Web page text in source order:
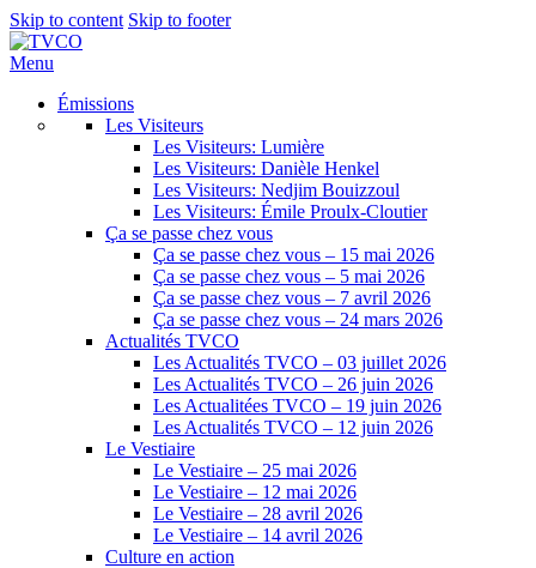
Skip to content Skip to footer
Menu
Émissions
Les Visiteurs
Les Visiteurs: Lumière
Les Visiteurs: Danièle Henkel
Les Visiteurs: Nedjim Bouizzoul
Les Visiteurs: Émile Proulx-Cloutier
Ça se passe chez vous
Ça se passe chez vous – 15 mai 2026
Ça se passe chez vous – 5 mai 2026
Ça se passe chez vous – 7 avril 2026
Ça se passe chez vous – 24 mars 2026
Actualités TVCO
Les Actualités TVCO – 03 juillet 2026
Les Actualités TVCO – 26 juin 2026
Les Actualitées TVCO – 19 juin 2026
Les Actualités TVCO – 12 juin 2026
Le Vestiaire
Le Vestiaire – 25 mai 2026
Le Vestiaire – 12 mai 2026
Le Vestiaire – 28 avril 2026
Le Vestiaire – 14 avril 2026
Culture en action